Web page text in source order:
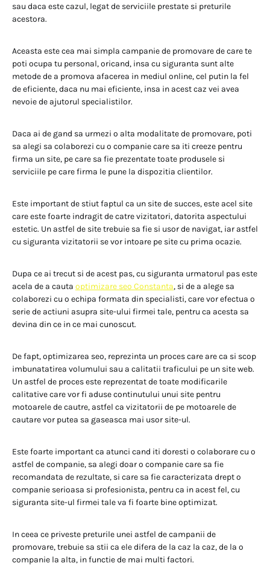
sau daca este cazul, legat de serviciile prestate si preturile
acestora.
Aceasta este cea mai simpla campanie de promovare de care te
poti ocupa tu personal, oricand, insa cu siguranta sunt alte
metode de a promova afacerea in mediul online, cel putin la fel
de eficiente, daca nu mai eficiente, insa in acest caz vei avea
nevoie de ajutorul specialistilor.
Daca ai de gand sa urmezi o alta modalitate de promovare, poti
sa alegi sa colaborezi cu o companie care sa iti creeze pentru
firma un site, pe care sa fie prezentate toate produsele si
serviciile pe care firma le pune la dispozitia clientilor.
Este important de stiut faptul ca un site de succes, este acel site
care este foarte indragit de catre vizitatori, datorita aspectului
estetic. Un astfel de site trebuie sa fie si usor de navigat, iar astfel
cu siguranta vizitatorii se vor intoare pe site cu prima ocazie.
Dupa ce ai trecut si de acest pas, cu siguranta urmatorul pas este
acela de a cauta optimizare seo Constanta, si de a alege sa
colaborezi cu o echipa formata din specialisti, care vor efectua o
serie de actiuni asupra site-ului firmei tale, pentru ca acesta sa
devina din ce in ce mai cunoscut.
De fapt, optimizarea seo, reprezinta un proces care are ca si scop
imbunatatirea volumului sau a calitatii traficului pe un site web.
Un astfel de proces este reprezentat de toate modificarile
calitative care vor fi aduse continutului unui site pentru
motoarele de cautre, astfel ca vizitatorii de pe motoarele de
cautare vor putea sa gaseasca mai usor site-ul.
Este foarte important ca atunci cand iti doresti o colaborare cu o
astfel de companie, sa alegi doar o companie care sa fie
recomandata de rezultate, si care sa fie caracterizata drept o
companie serioasa si profesionista, pentru ca in acest fel, cu
siguranta site-ul firmei tale va fi foarte bine optimizat.
In ceea ce priveste preturile unei astfel de campanii de
promovare, trebuie sa stii ca ele difera de la caz la caz, de la o
companie la alta, in functie de mai multi factori.